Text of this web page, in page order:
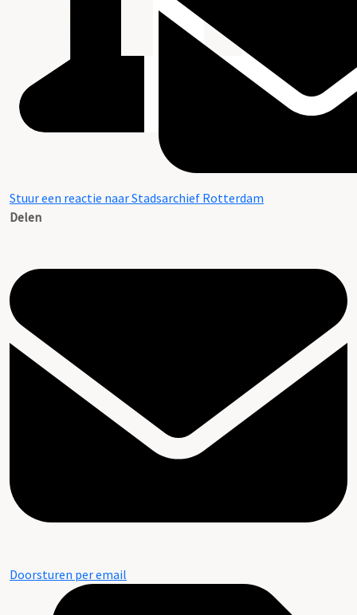
Stuur een reactie naar Stadsarchief Rotterdam
Delen
Doorsturen per email